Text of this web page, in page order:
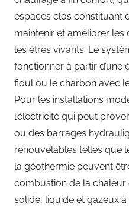
espaces clos constituant
maintenir et améliorer
les êtres vivants. Le
fonctionner à partir d’une
fioul ou le charbon avec
Pour les installations
l’électricité qui peut
ou des barrages
renouvelables telles que
la géothermie peuvent
combustion de la chaleur
solide, liquide et gazeux